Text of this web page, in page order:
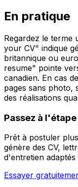
En pratique
Regardez le terme
your CV" indique
britannique ou
resume" pointe
canadien. En cas
pages sans photo,
des réalisations
Passez à
Prêt à postuler
génère des CV,
d'entretien
Essayer